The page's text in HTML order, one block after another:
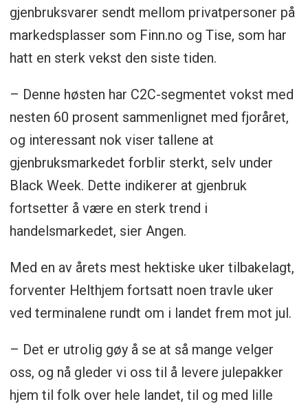
gjenbruksvarer sendt mellom privatpersoner på
markedsplasser som Finn.no og Tise, som har
hatt en sterk vekst den siste tiden.
– Denne høsten har C2C-segmentet vokst med
nesten 60 prosent sammenlignet med fjoråret,
og interessant nok viser tallene at
gjenbruksmarkedet forblir sterkt, selv under
Black Week. Dette indikerer at gjenbruk
fortsetter å være en sterk trend i
handelsmarkedet, sier Angen.
Med en av årets mest hektiske uker tilbakelagt,
forventer Helthjem fortsatt noen travle uker
ved terminalene rundt om i landet frem mot jul.
– Det er utrolig gøy å se at så mange velger
oss, og nå gleder vi oss til å levere julepakker
hjem til folk over hele landet, til og med lille